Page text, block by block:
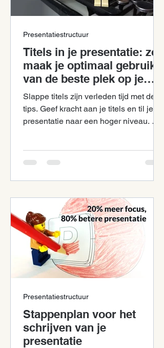
Titels in je presentatie: zo
maak je optimaal gebruik
van de beste plek op je
slide!
Slappe titels zijn verleden tijd met deze
tips. Geef kracht aan je titels en til je
presentatie naar een hoger niveau. Met
Presentatiestructuur
Stappenplan voor het
schrijven van je
presentatie
Presentatiestructuur